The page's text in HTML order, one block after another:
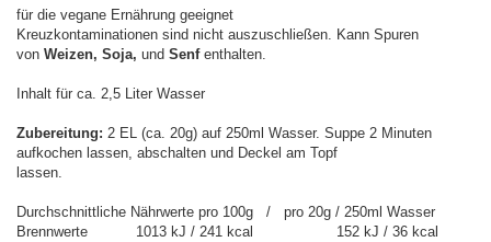
für die vegane Ernährung geeignet
Kreuzkontaminationen sind nicht auszuschließen. Kann Spuren
von Weizen, Soja, und Senf enthalten.
Inhalt für ca. 2,5 Liter Wasser
Zubereitung: 2 EL (ca. 20g) auf 250ml Wasser. Suppe 2 Minuten
aufkochen lassen, abschalten und Deckel am Topf
lassen.
Durchschnittliche Nährwerte pro 100g / pro 20g / 250ml Wasser
Brennwerte 1013 kJ / 241 kcal 152 kJ / 36 kcal